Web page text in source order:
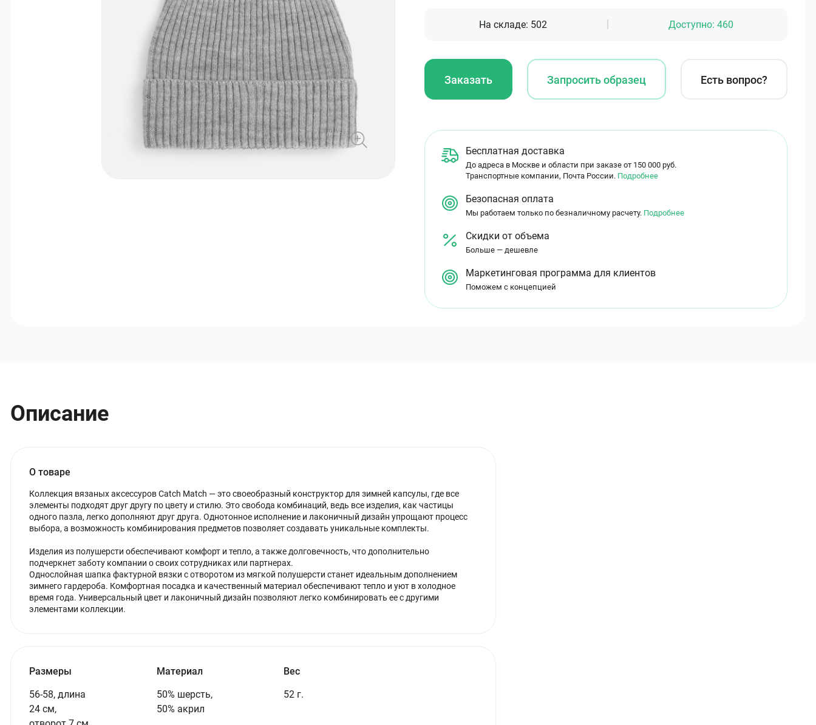
На складе: 502 Доступно: 460
Заказать Запросить образец Есть вопрос?
Бесплатная доставка
До адреса в Москве и области при заказе от 150 000 руб.
Транспортные компании, Почта России. Подробнее
Безопасная оплата
Мы работаем только по безналичному расчету. Подробнее
Скидки от объема
Больше — дешевле
Маркетинговая программа для клиентов
Поможем с концепцией
Описание
О товаре
Коллекция вязаных аксессуров Catch Match — это своеобразный конструктор для зимней капсулы, где все
элементы подходят друг другу по цвету и стилю. Это свобода комбинаций, ведь все изделия, как частицы
одного пазла, легко дополняют друг друга. Однотонное исполнение и лаконичный дизайн упрощают процесс
выбора, а возможность комбинирования предметов позволяет создавать уникальные комплекты.
Изделия из полушерсти обеспечивают комфорт и тепло, а также долговечность, что дополнительно
подчеркнет заботу компании о своих сотрудниках или партнерах.
Однослойная шапка фактурной вязки с отворотом из мягкой полушерсти станет идеальным дополнением
зимнего гардероба. Комфортная посадка и качественный материал обеспечивают тепло и уют в холодное
время года. Универсальный цвет и лаконичный дизайн позволяют легко комбинировать ее с другими
элементами коллекции.
Размеры
56-58, длина
24 см,
Материал
50% шерсть,
50% акрил
Вес
52 г.